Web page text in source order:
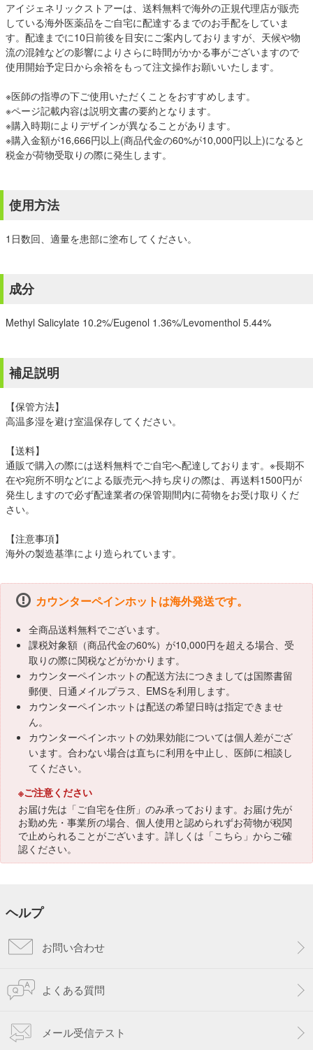
アイジェネリックストアーは、送料無料で海外の正規代理店が販売
している海外医薬品をご自宅に配達するまでのお手配をしていま
す。配達までに10日前後を目安にご案内しておりますが、天候や物
流の混雑などの影響によりさらに時間がかかる事がございますので
使用開始予定日から余裕をもって注文操作お願いいたします。
※医師の指導の下ご使用いただくことをおすすめします。
※ページ記載内容は説明文書の要約となります。
※購入時期によりデザインが異なることがあります。
※購入金額が16,666円以上(商品代金の60%が10,000円以上)になると
税金が荷物受取りの際に発生します。
使用方法
1日数回、適量を患部に塗布してください。
成分
Methyl Salicylate 10.2%/Eugenol 1.36%/Levomenthol 5.44%
補足説明
【保管方法】
高温多湿を避け室温保存してください。
【送料】
通販で購入の際には送料無料でご自宅へ配達しております。※長期不
在や宛所不明などによる販売元へ持ち戻りの際は、再送料1500円が
発生しますので必ず配達業者の保管期間内に荷物をお受け取りくだ
さい。
【注意事項】
海外の製造基準により造られています。
カウンターペインホットは海外発送です。
全商品送料無料でございます。
課税対象額（商品代金の60%）が10,000円を超える場合、受
取りの際に関税などがかかります。
カウンターペインホットの配送方法につきましては国際書留
郵便、日通メイルプラス、EMSを利用します。
カウンターペインホットは配送の希望日時は指定できませ
ん。
カウンターペインホットの効果効能については個人差がござ
います。合わない場合は直ちに利用を中止し、医師に相談し
てください。
※ご注意ください
お届け先は「ご自宅を住所」のみ承っております。お届け先が
お勤め先・事業所の場合、個人使用と認められずお荷物が税関
で止められることがございます。詳しくは「こちら 」からご確
認ください。
ヘルプ
お問い合わせ
よくある質問
メール受信テスト